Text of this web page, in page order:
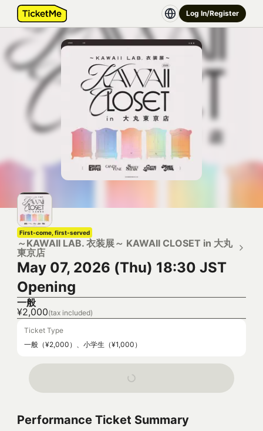
Log In/Register
First-come, first-served
～KAWAII LAB. 衣装展～ KAWAII CLOSET in 大丸
東京店
May 07, 2026 (Thu) 18:30 JST
Opening
一般
¥2,000(tax included)
Ticket Type
一般（¥2,000）、小学生（¥1,000）
Performance Ticket Summary